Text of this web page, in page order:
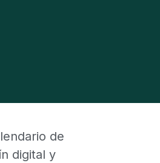
de
digital y